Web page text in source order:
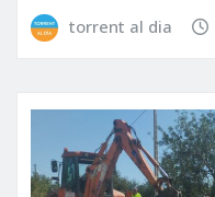
torrent al dia